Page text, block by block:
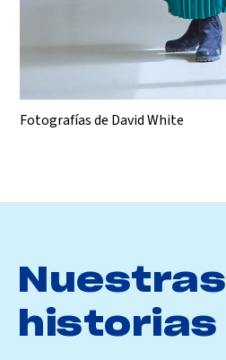
Fotografías de David White
Nuestras
historias